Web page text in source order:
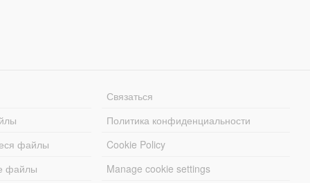
файлы
файлы
Связаться
Политика конфиденциальности
Cookie Policy
Manage cookie settings